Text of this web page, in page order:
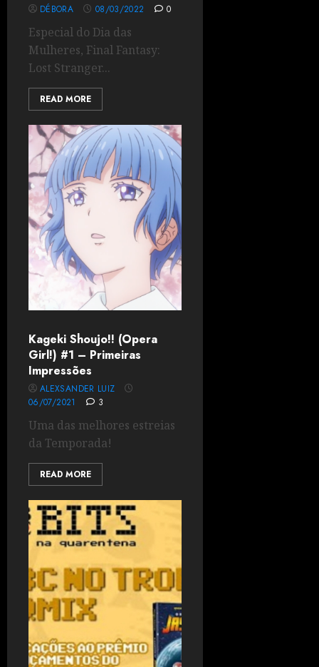
DÉBORA 08/03/2022 0
Especial do Dia das
Mulheres, Final Fantasy:
Lost Stranger...
READ MORE
Kageki Shoujo!! (Opera
Girl!) #1 – Primeiras
Impressões
ALEXSANDER LUIZ
06/07/2021
3
Uma das melhores estreias
da Temporada!
READ MORE